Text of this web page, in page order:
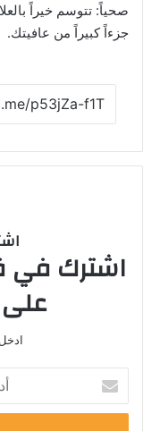
صحياً: تتوسم خيراً
جزءاً كبيراً من عافيتك.
اشترك في
على
بريدك
الإلكتروني